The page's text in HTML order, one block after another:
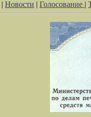
| Новости | Голосование |